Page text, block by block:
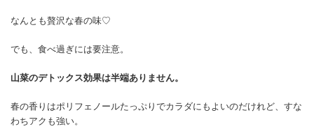
なんとも贅沢な春の味♡
でも、食べ過ぎには要注意。
山菜のデトックス効果は半端ありません。
春の香りはポリフェノールたっぷりでカラダにもよいのだけれど、すな
わちアクも強い。